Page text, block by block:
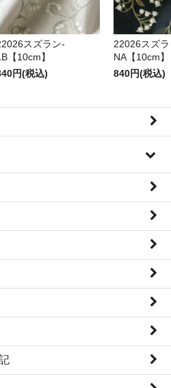
スズラン-
【10cm】
円(税込)
22026スズ
NA【10cm】
840円(税込)